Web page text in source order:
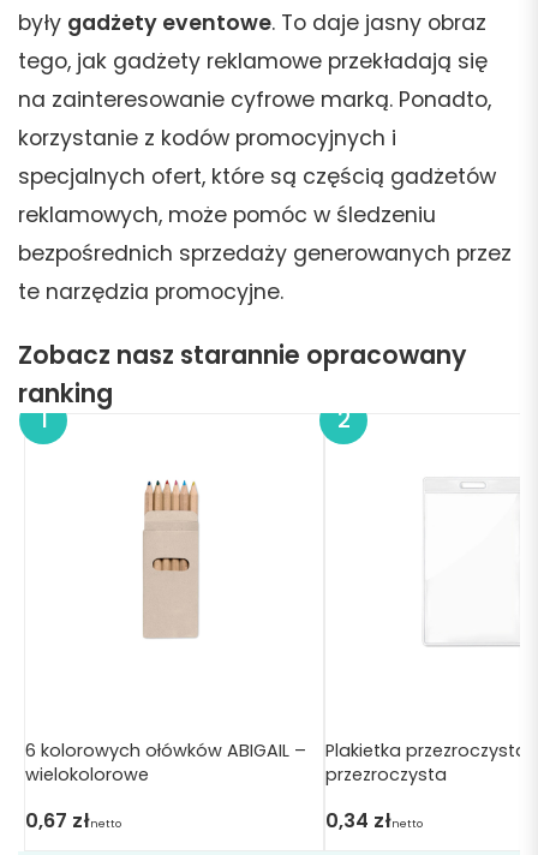
były gadżety eventowe. To daje jasny obraz
tego, jak gadżety reklamowe przekładają się
na zainteresowanie cyfrowe marką. Ponadto,
korzystanie z kodów promocyjnych i
specjalnych ofert, które są częścią gadżetów
reklamowych, może pomóc w śledzeniu
bezpośrednich sprzedaży generowanych przez
te narzędzia promocyjne.
Zobacz nasz starannie opracowany
ranking
6 kolorowych ołówków ABIGAIL –
wielokolorowe
0,67 złnetto
Plakietka przezroczysta
przezroczysta
0,34 złnetto